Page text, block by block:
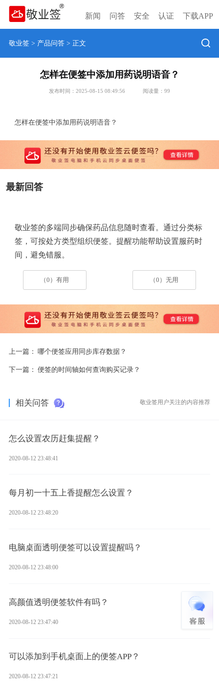
新闻 问答 安全 认证 下载APP
敬业签> 产品问答> 正文
怎样在便签中添加用药说明语音？
发布时间：2025-08-15 08:49:56 阅读量： 99
怎样在便签中添加用药说明语音？
最新回答
敬业签的多端同步确保药品信息随时查看。通过分类标
签，可按处方类型组织便签。提醒功能帮助设置服药时
间，避免错服。
（0）有用 （0）无用
上一篇： 哪个便签应用同步库存数据？
下一篇： 便签的时间轴如何查询购买记录？
相关问答 敬业签用户关注的内容推荐
怎么设置农历赶集提醒？
2020-08-12 23:48:41
每月初一十五上香提醒怎么设置？
2020-08-12 23:48:20
电脑桌面透明便签可以设置提醒吗？
2020-08-12 23:48:00
高颜值透明便签软件有吗？
2020-08-12 23:47:40
可以添加到手机桌面上的便签APP？
2020-08-12 23:47:21